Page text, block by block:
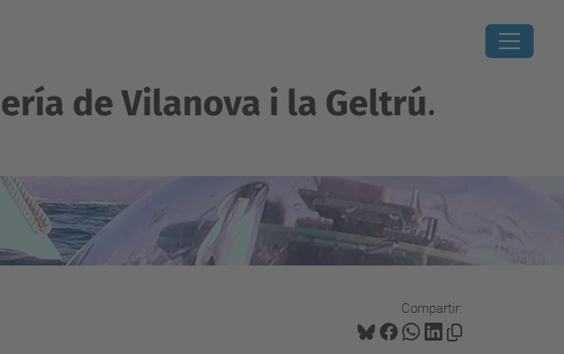
de Vilanova i la Geltrú.
Compartir: